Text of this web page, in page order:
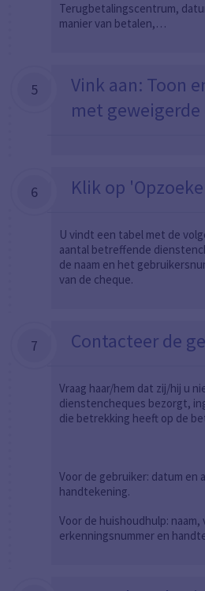
Terugbetalingscentrum,
manier van betalen,…
5
Vink aan: Toon
met geweigerde
6 Klik op
U vindt een tabel met de
aantal betreffende
de naam en het
van de cheque.
7 Contacteer de
Vraag haar/hem dat zij/hij u
dienstencheques bezorgt,
die betrekking heeft op de
Voor de gebruiker: datum en
handtekening.
Voor de huishoudhulp: naam,
erkenningsnummer en